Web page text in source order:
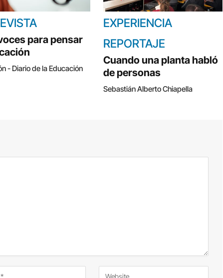
para pensar
- Diario de la Educación
EXPERIENCIA
REPORTAJE
Cuando una planta habló
de personas
Sebastián Alberto Chiapella